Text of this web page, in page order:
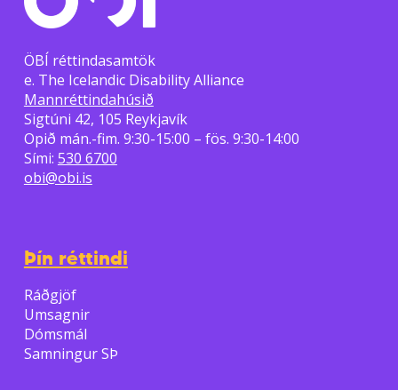
ÖBÍ réttindasamtök
e. The Icelandic Disability Alliance
Mannréttindahúsið
Sigtúni 42, 105 Reykjavík
Opið mán.-fim. 9:30-15:00 – fös. 9:30-14:00
Sími: 530 6700
obi@obi.is
Þín réttindi
Ráðgjöf
Umsagnir
Dómsmál
Samningur SÞ